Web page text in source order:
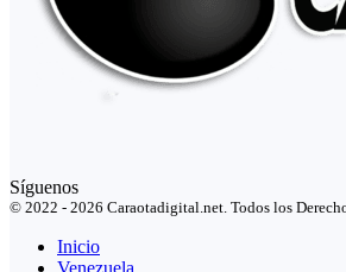
Síguenos
© 2022 - 2026 Caraotadigital.net. Todos los
Inicio